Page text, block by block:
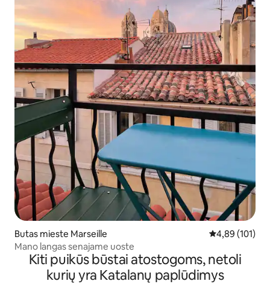
Butas mieste Marseille Vidutinis
4,89 (101)
Mano langas senajame uoste
Kiti puikūs būstai atostogoms, netoli
kurių yra Katalanų paplūdimys